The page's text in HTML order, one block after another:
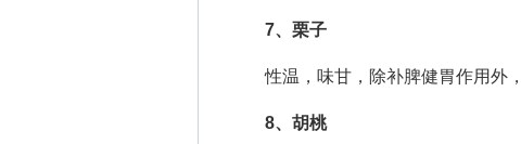
7、栗子
性温，味甘，除补脾健胃作用外，
8、胡桃